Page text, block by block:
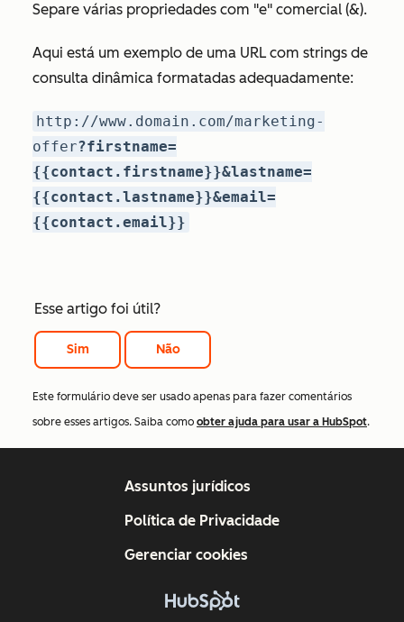
Separe várias propriedades com "e" comercial (&).
Aqui está um exemplo de uma URL com strings de
consulta dinâmica formatadas adequadamente:
http://www.domain.com/marketing-
offer?firstname=
{{contact.firstname}}&lastname=
{{contact.lastname}}&email=
{{contact.email}}
Esse artigo foi útil?
Sim Não
Este formulário deve ser usado apenas para fazer comentários
sobre esses artigos. Saiba como obter ajuda para usar a HubSpot.
Assuntos jurídicos
Política de Privacidade
Gerenciar cookies